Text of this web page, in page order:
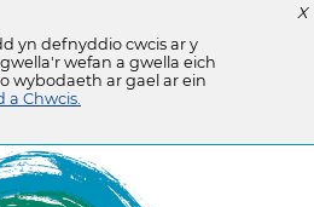
X
yn defnyddio cwcis ar y
wefan a gwella eich
wybodaeth ar gael ar ein
a Chwcis.